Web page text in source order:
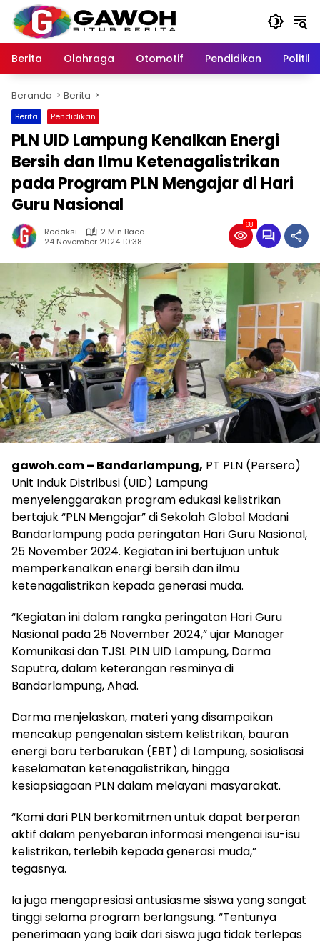
Langsung
konten
Berita
Olahraga Otomotif Pendidikan Politik
Beranda Berita
Berita Pendidikan
PLN UID Lampung Kenalkan Energi
Bersih dan Ilmu Ketenagalistrikan
pada Program PLN Mengajar di Hari
Guru Nasional
Redaksi
2 Min Baca
24 November 2024 10:38
681
gawoh.com – Bandarlampung, PT PLN (Persero)
Unit Induk Distribusi (UID) Lampung
menyelenggarakan program edukasi kelistrikan
bertajuk “PLN Mengajar” di Sekolah Global Madani
Bandarlampung pada peringatan Hari Guru Nasional,
25 November 2024. Kegiatan ini bertujuan untuk
memperkenalkan energi bersih dan ilmu
ketenagalistrikan kepada generasi muda.
“Kegiatan ini dalam rangka peringatan Hari Guru
Nasional pada 25 November 2024,” ujar Manager
Komunikasi dan TJSL PLN UID Lampung, Darma
Saputra, dalam keterangan resminya di
Bandarlampung, Ahad.
Darma menjelaskan, materi yang disampaikan
mencakup pengenalan sistem kelistrikan, bauran
energi baru terbarukan (EBT) di Lampung, sosialisasi
keselamatan ketenagalistrikan, hingga
kesiapsiagaan PLN dalam melayani masyarakat.
“Kami dari PLN berkomitmen untuk dapat berperan
aktif dalam penyebaran informasi mengenai isu-isu
kelistrikan, terlebih kepada generasi muda,”
tegasnya.
Ia juga mengapresiasi antusiasme siswa yang sangat
tinggi selama program berlangsung. “Tentunya
penerimaan yang baik dari siswa juga tidak terlepas